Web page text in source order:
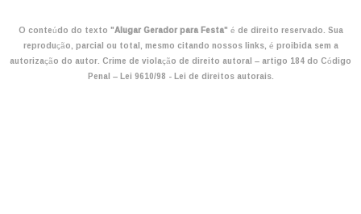
O conteúdo do texto "Alugar Gerador para Festa" é de direito reservado. Sua
reprodução, parcial ou total, mesmo citando nossos links, é proibida sem a
autorização do autor. Crime de violação de direito autoral – artigo 184 do Código
Penal –Lei 9610/98 - Lei de direitos autorais.